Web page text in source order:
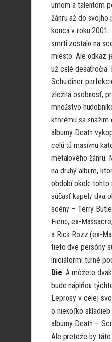
umom a talentom
žánru až do svojho
konca v roku
smrti zostalo na
miesto. Ale odkaz
už celé desaťročia.
Schuldiner
zložitá osobnosť,
množstvo
ktorému sa snažím
albumy Death
celú tú masívnu
metalového žánru.
na druhý album,
období okolo tohto
súčasť kapely dva
scény – Terry
Fiend, ex-
a Rick Rozz (ex-
tieto dve persóny
iniciátormi turné
Die. A môžete
bude náplňou
Leprosy v celej
o niekoľko
albumy Death –
Ale pretože by táto